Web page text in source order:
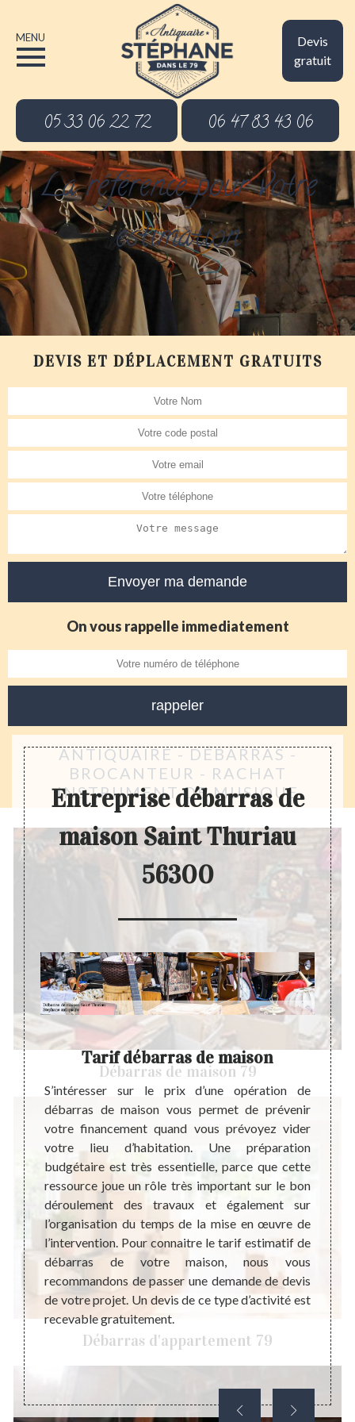
Devis
gratuit
MENU
05 33 06 22 72 06 47 83 43 06
La référence pour votre
estimation
DEVIS ET DÉPLACEMENT GRATUITS
On vous rappelle immediatement
ANTIQUAIRE - DÉBARRAS -
BROCANTEUR - RACHAT
INSTRUMENT DE MUSIQUE
Débarras de maison 79
Débarras d'appartement 79
Entreprise débarras de
maison Saint Thuriau
56300
de
en
une
à un
la
Tarif débarras de maison
S’intéresser sur le prix d’une opération de
débarras de maison vous permet de prévenir
votre financement quand vous prévoyez vider
votre lieu d’habitation. Une préparation
budgétaire est très essentielle, parce que cette
ressource joue un rôle très important sur le bon
déroulement des travaux et également sur
l’organisation du temps de la mise en œuvre de
l’intervention. Pour connaitre le tarif estimatif de
débarras de votre maison, nous vous
recommandons de passer une demande de devis
de votre projet. Un devis de ce type d’activité est
recevable gratuitement.
très
la
chez
que
de
que